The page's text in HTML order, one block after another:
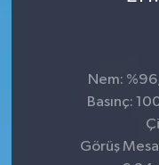
Nem:
Basınç:
Görüş
Sağlık
Son Dakika